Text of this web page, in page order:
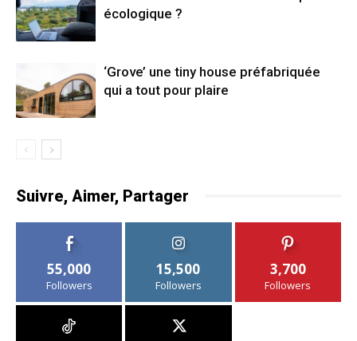
écologique ?
‘Grove’ une tiny house préfabriquée
qui a tout pour plaire
Suivre, Aimer, Partager
55,000
Followers
15,500
Followers
3,700
Followers